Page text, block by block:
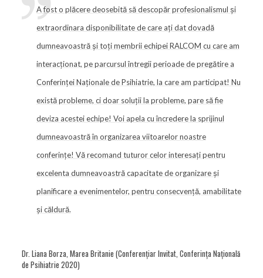
A fost o plăcere deosebită să descopăr profesionalismul și
extraordinara disponibilitate de care ați dat dovadă
dumneavoastră și toți membrii echipei RALCOM cu care am
interacționat, pe parcursul întregii perioade de pregătire a
Conferinței Naționale de Psihiatrie, la care am participat! Nu
există probleme, ci doar soluții la probleme, pare să fie
deviza acestei echipe! Voi apela cu încredere la sprijinul
dumneavoastră în organizarea viitoarelor noastre
conferințe! Vă recomand tuturor celor interesați pentru
excelenta dumneavoastră capacitate de organizare și
planificare a evenimentelor, pentru consecvență, amabilitate
și căldură.
Dr. Liana Borza, Marea Britanie (Conferențiar Invitat, Conferința Națională
de Psihiatrie 2020)